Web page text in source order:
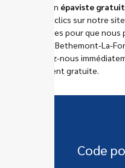
trouvez un épaviste
quelques clics sur notre
nos équipes pour que
adresse à Bethemont-La-
Contactez-nous
entièrement gratuite.
Code